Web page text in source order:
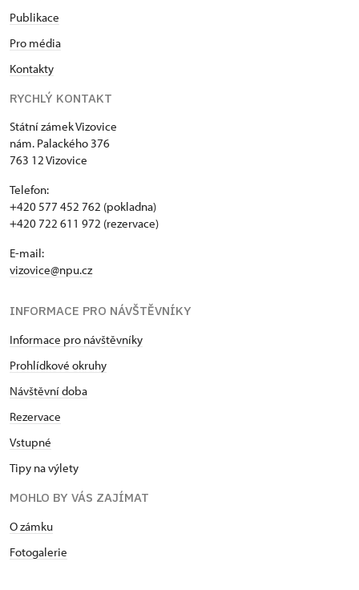
Publikace
Pro média
Kontakty
RYCHLÝ KONTAKT
Státní zámek Vizovice
nám. Palackého 376
763 12 Vizovice
Telefon:
+420 577 452 762 (pokladna)
+420 722 611 972 (rezervace)
E-mail:
vizovice@npu.cz
INFORMACE PRO NÁVŠTĚVNÍKY
Informace pro návštěvníky
Prohlídkové okruhy
Návštěvní doba
Rezervace
Vstupné
Tipy na výlety
MOHLO BY VÁS ZAJÍMAT
O zámku
Fotogalerie